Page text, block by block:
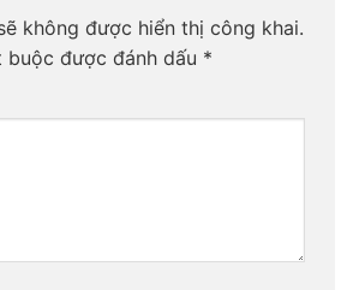
không được hiển thị công khai.
được đánh dấu *